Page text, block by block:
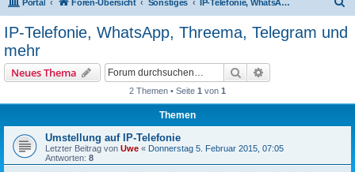
Portal Foren-Übersicht Sonstiges IP-Telefonie, WhatsApp, Threema, Telegram und mehr
c
IP-Telefonie, WhatsApp, Threema, Telegram und
mehr
Neues Thema Suche
2 Themen • Seite 1 von 1
Themen
Umstellung auf IP-Telefonie
Letzter Beitrag von Uwe « Donnerstag 5. Februar 2015, 07:05
Antworten: 8